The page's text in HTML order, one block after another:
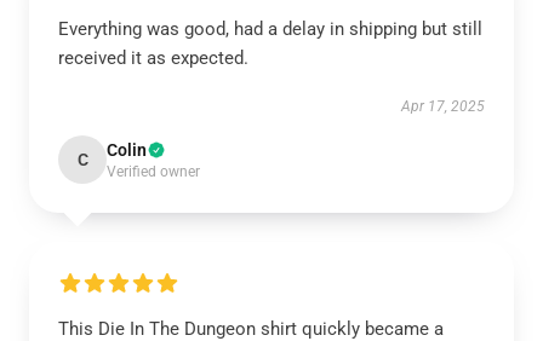
Everything was good, had a delay in shipping but still
received it as expected.
Apr 17, 2025
C Colin
Verified owner
This Die In The Dungeon shirt quickly became a